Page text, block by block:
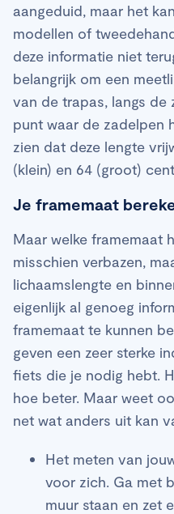
aangeduid, maar het
modellen of
deze informatie niet
belangrijk om een
van de trapas, langs de
punt waar de zadelpen
zien dat deze lengte
(klein) en 64 (groot)
Je framemaat
Maar welke framemaat
misschien verbazen,
lichaamslengte en
eigenlijk al genoeg
framemaat te kunnen
geven een zeer sterke
fiets die je nodig hebt.
hoe beter. Maar weet
net wat anders uit kan
Het meten van
voor zich. Ga met
muur staan en zet